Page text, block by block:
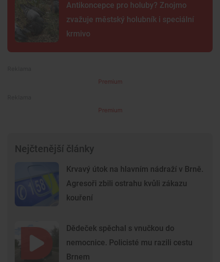
Antikoncepce pro holuby? Znojmo
zvažuje městský holubník i speciální
krmivo
Premium
Premium
Nejčtenější články
Krvavý útok na hlavním nádraží v Brně.
Agresoři zbili ostrahu kvůli zákazu
kouření
Dědeček spěchal s vnučkou do
nemocnice. Policisté mu razili cestu
Brnem